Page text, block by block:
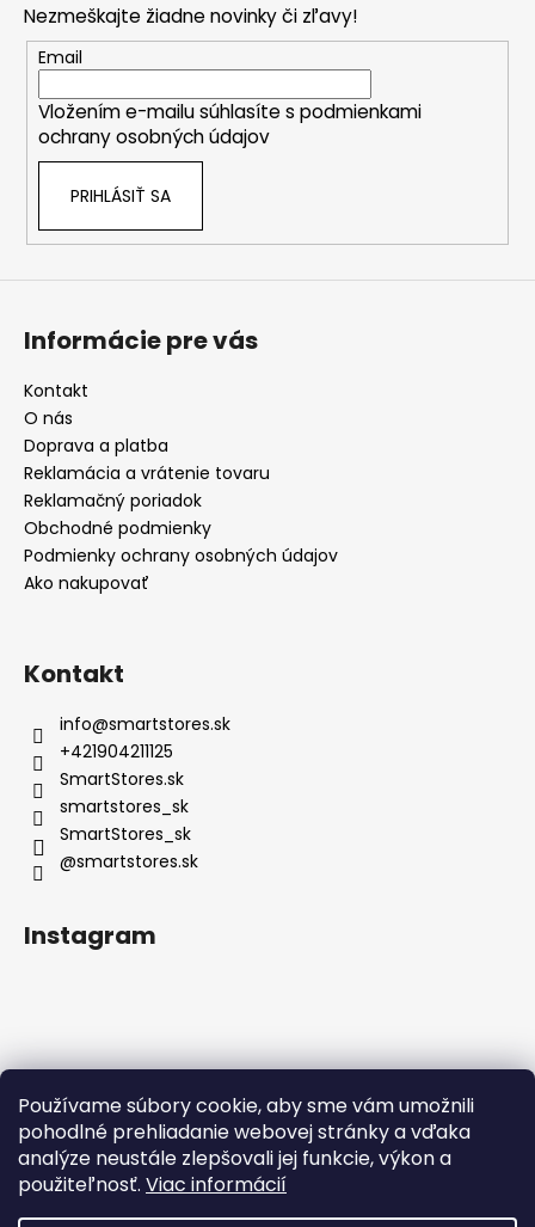
Používame súbory cookie, aby sme vám umožnili
pohodlné prehliadanie webovej stránky a vďaka
analýze neustále zlepšovali jej funkcie, výkon a
použiteľnosť. Viac informácií
Nezmeškajte žiadne novinky či zľavy!
Email
Vložením e-mailu súhlasíte s podmienkami
ochrany osobných údajov
PRIHLÁSIŤ SA
Informácie pre vás
Kontakt
O nás
Doprava a platba
Reklamácia a vrátenie tovaru
Reklamačný poriadok
Obchodné podmienky
Podmienky ochrany osobných údajov
Ako nakupovať
Kontakt
info@smartstores.sk
+421904211125
SmartStores.sk
smartstores_sk
SmartStores_sk
@smartstores.sk
Instagram
Sledovať na Instagrame